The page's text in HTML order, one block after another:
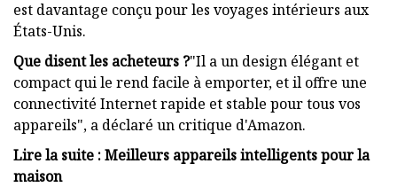
est davantage conçu pour les voyages intérieurs aux
États-Unis.
Que disent les acheteurs ?"Il a un design élégant et
compact qui le rend facile à emporter, et il offre une
connectivité Internet rapide et stable pour tous vos
appareils", a déclaré un critique d'Amazon.
Lire la suite : Meilleurs appareils intelligents pour la
maison